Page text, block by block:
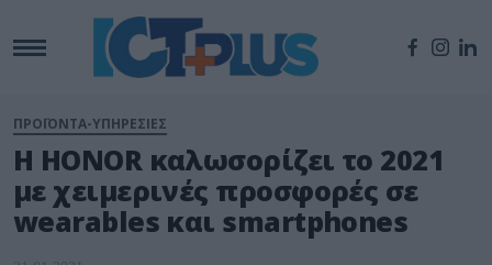
ΠΡΟΪΟΝΤΑ-ΥΠΗΡΕΣΙΕΣ
Η HONOR καλωσορίζει το 2021
με χειμερινές προσφορές σε
wearables και smartphones